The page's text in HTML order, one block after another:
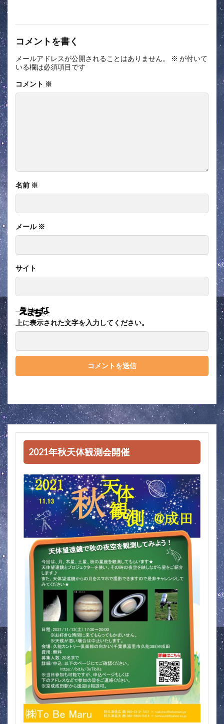
コメントを書く
メールアドレスが公開されることはありません。 ※ が付いて
いる欄は必須項目です
コメント ※
名前 ※
メール ※
サイト
上に表示された文字を入力してください。
2021年秋天体観測会開催